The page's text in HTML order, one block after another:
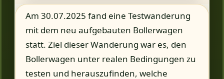
Am 30.07.2025 fand eine Testwanderung
mit dem neu aufgebauten Bollerwagen
statt. Ziel dieser Wanderung war es, den
Bollerwagen unter realen Bedingungen zu
testen und herauszufinden, welche